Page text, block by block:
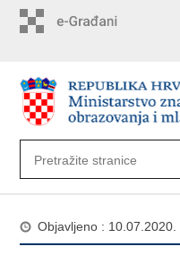
Objavljeno : 10.07.2020.